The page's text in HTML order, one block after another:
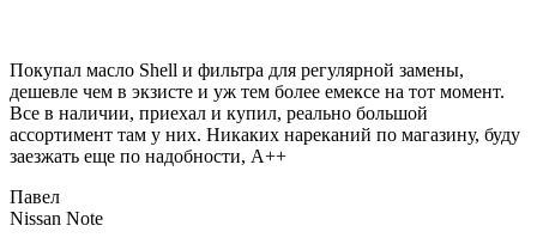
Покупал масло Shell и фильтра для регулярной замены,
дешевле чем в экзисте и уж тем более емексе на тот момент.
Все в наличии, приехал и купил, реально большой
ассортимент там у них. Никаких нареканий по магазину, буду
заезжать еще по надобности, A++
Павел
Nissan Note